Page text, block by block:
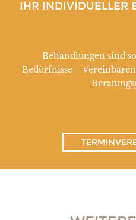
IHR INDIVIDUELLER
Behandlungen sind
Bedürfnisse –